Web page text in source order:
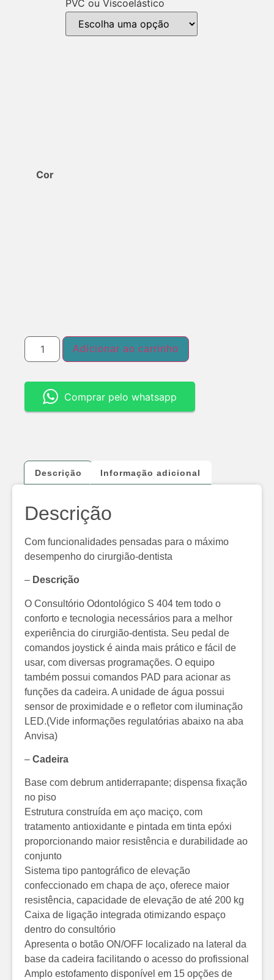
PVC ou Viscoelástico
Cor
Adicionar ao carrinho
Comprar pelo whatsapp
Descrição Informação adicional
Descrição
Com funcionalidades pensadas para o máximo
desempenho do cirurgião-dentista
– Descrição
O Consultório Odontológico S 404 tem todo o
conforto e tecnologia necessários para a melhor
experiência do cirurgião-dentista. Seu pedal de
comandos joystick é ainda mais prático e fácil de
usar, com diversas programações. O equipo
também possui comandos PAD para acionar as
funções da cadeira. A unidade de água possui
sensor de proximidade e o refletor com iluminação
LED.(Vide informações regulatórias abaixo na aba
Anvisa)
– Cadeira
Base com debrum antiderrapante; dispensa fixação
no piso
Estrutura construída em aço maciço, com
tratamento antioxidante e pintada em tinta epóxi
proporcionando maior resistência e durabilidade ao
conjunto
Sistema tipo pantográfico de elevação
confeccionado em chapa de aço, oferece maior
resistência, capacidade de elevação de até 200 kg
Caixa de ligação integrada otimizando espaço
dentro do consultório
Apresenta o botão ON/OFF localizado na lateral da
base da cadeira facilitando o acesso do profissional
Amplo estofamento disponível em 15 opções de